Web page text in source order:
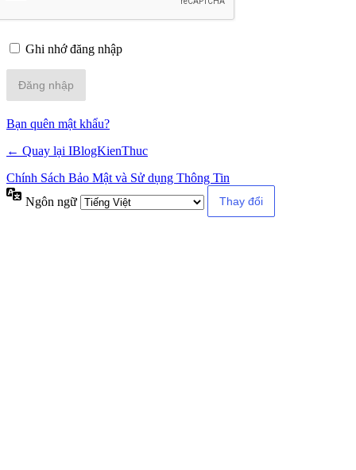
Ghi nhớ đăng nhập
Alternative:
Bạn quên mật khẩu?
← Quay lại IBlogKienThuc
Chính Sách Bảo Mật và Sử dụng Thông Tin
Ngôn ngữ